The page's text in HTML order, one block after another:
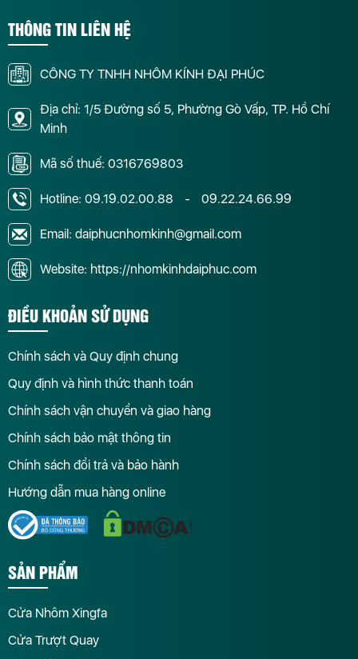
THÔNG TIN LIÊN HỆ
CÔNG TY TNHH NHÔM KÍNH ĐẠI PHÚC
Địa chỉ: 1/5 Đường số 5, Phường Gò Vấp, TP. Hồ Chí
Minh
Mã số thuế: 0316769803
Hotline: 09.19.02.00.88 - 09.22.24.66.99
Email: daiphucnhomkinh@gmail.com
Website: https://nhomkinhdaiphuc.com
ĐIỀU KHOẢN SỬ DỤNG
Chính sách và Quy định chung
Quy định và hình thức thanh toán
Chính sách vận chuyển và giao hàng
Chính sách bảo mật thông tin
Chính sách đổi trả và bảo hành
Hướng dẫn mua hàng online
SẢN PHẨM
Cửa Nhôm Xingfa
Cửa Trượt Quay